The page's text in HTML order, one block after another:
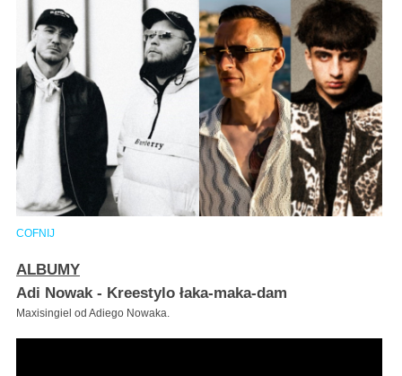
COFNIJ
ALBUMY
Adi Nowak - Kreestylo łaka-maka-dam
Maxisingiel od Adiego Nowaka.